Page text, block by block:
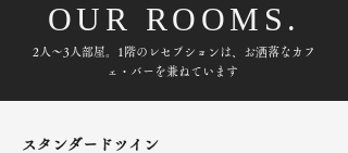
OUR ROOMS.
2人～3人部屋。1階のレセプションは、お洒落なカフ
ェ・バーを兼ねています
スタンダードツイン